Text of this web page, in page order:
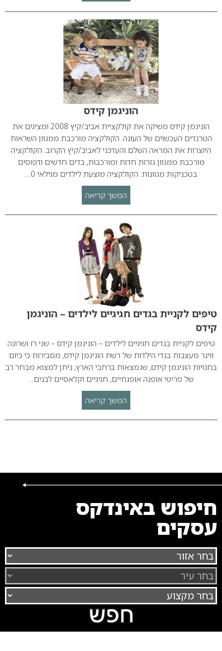
הוניגמן קידס
הוניגמן קידס משיקה את קולקציית אביב/קיץ 2008 ומציגים את
הטרנדים העכשוים של העונה. הקולקציה מורכבת ממגוון השראות
היוצרות את המראה השלם והעדכני לאביב/קיץ הקרוב. הקולקציה
מורכבת ממגוון גזרות חדות ומורכבות, בדים חדשים ודפוסים
בטכניקות מגוונות. הקולקציה מוצעת לילדים מגילאי 0…
המשך קריאה
טיפים לקניית בגדים חגיגיים לילדים – הוניגמן
קידס
טיפים לקניית בגדים חגיגיים לילדים – הוניגמן קידס – שני רז ושרונה
ווינר מעצבות בגדי הילדות של רשת הוניגמן קידס, מסבירות כי כיום
בחנויות הוניגמן קידס, שנמצאות ברחבי הארץ, ניתן למצוא מבחר רב
של פריטי אופנה אופנתיים, חגיגיים וקלאסיים לבנים…
המשך קריאה
חיפוש באינדקס
עסקים